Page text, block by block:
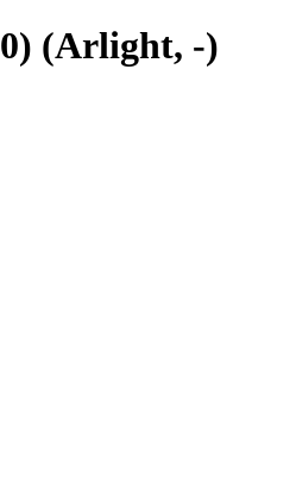
(Arlight, -)